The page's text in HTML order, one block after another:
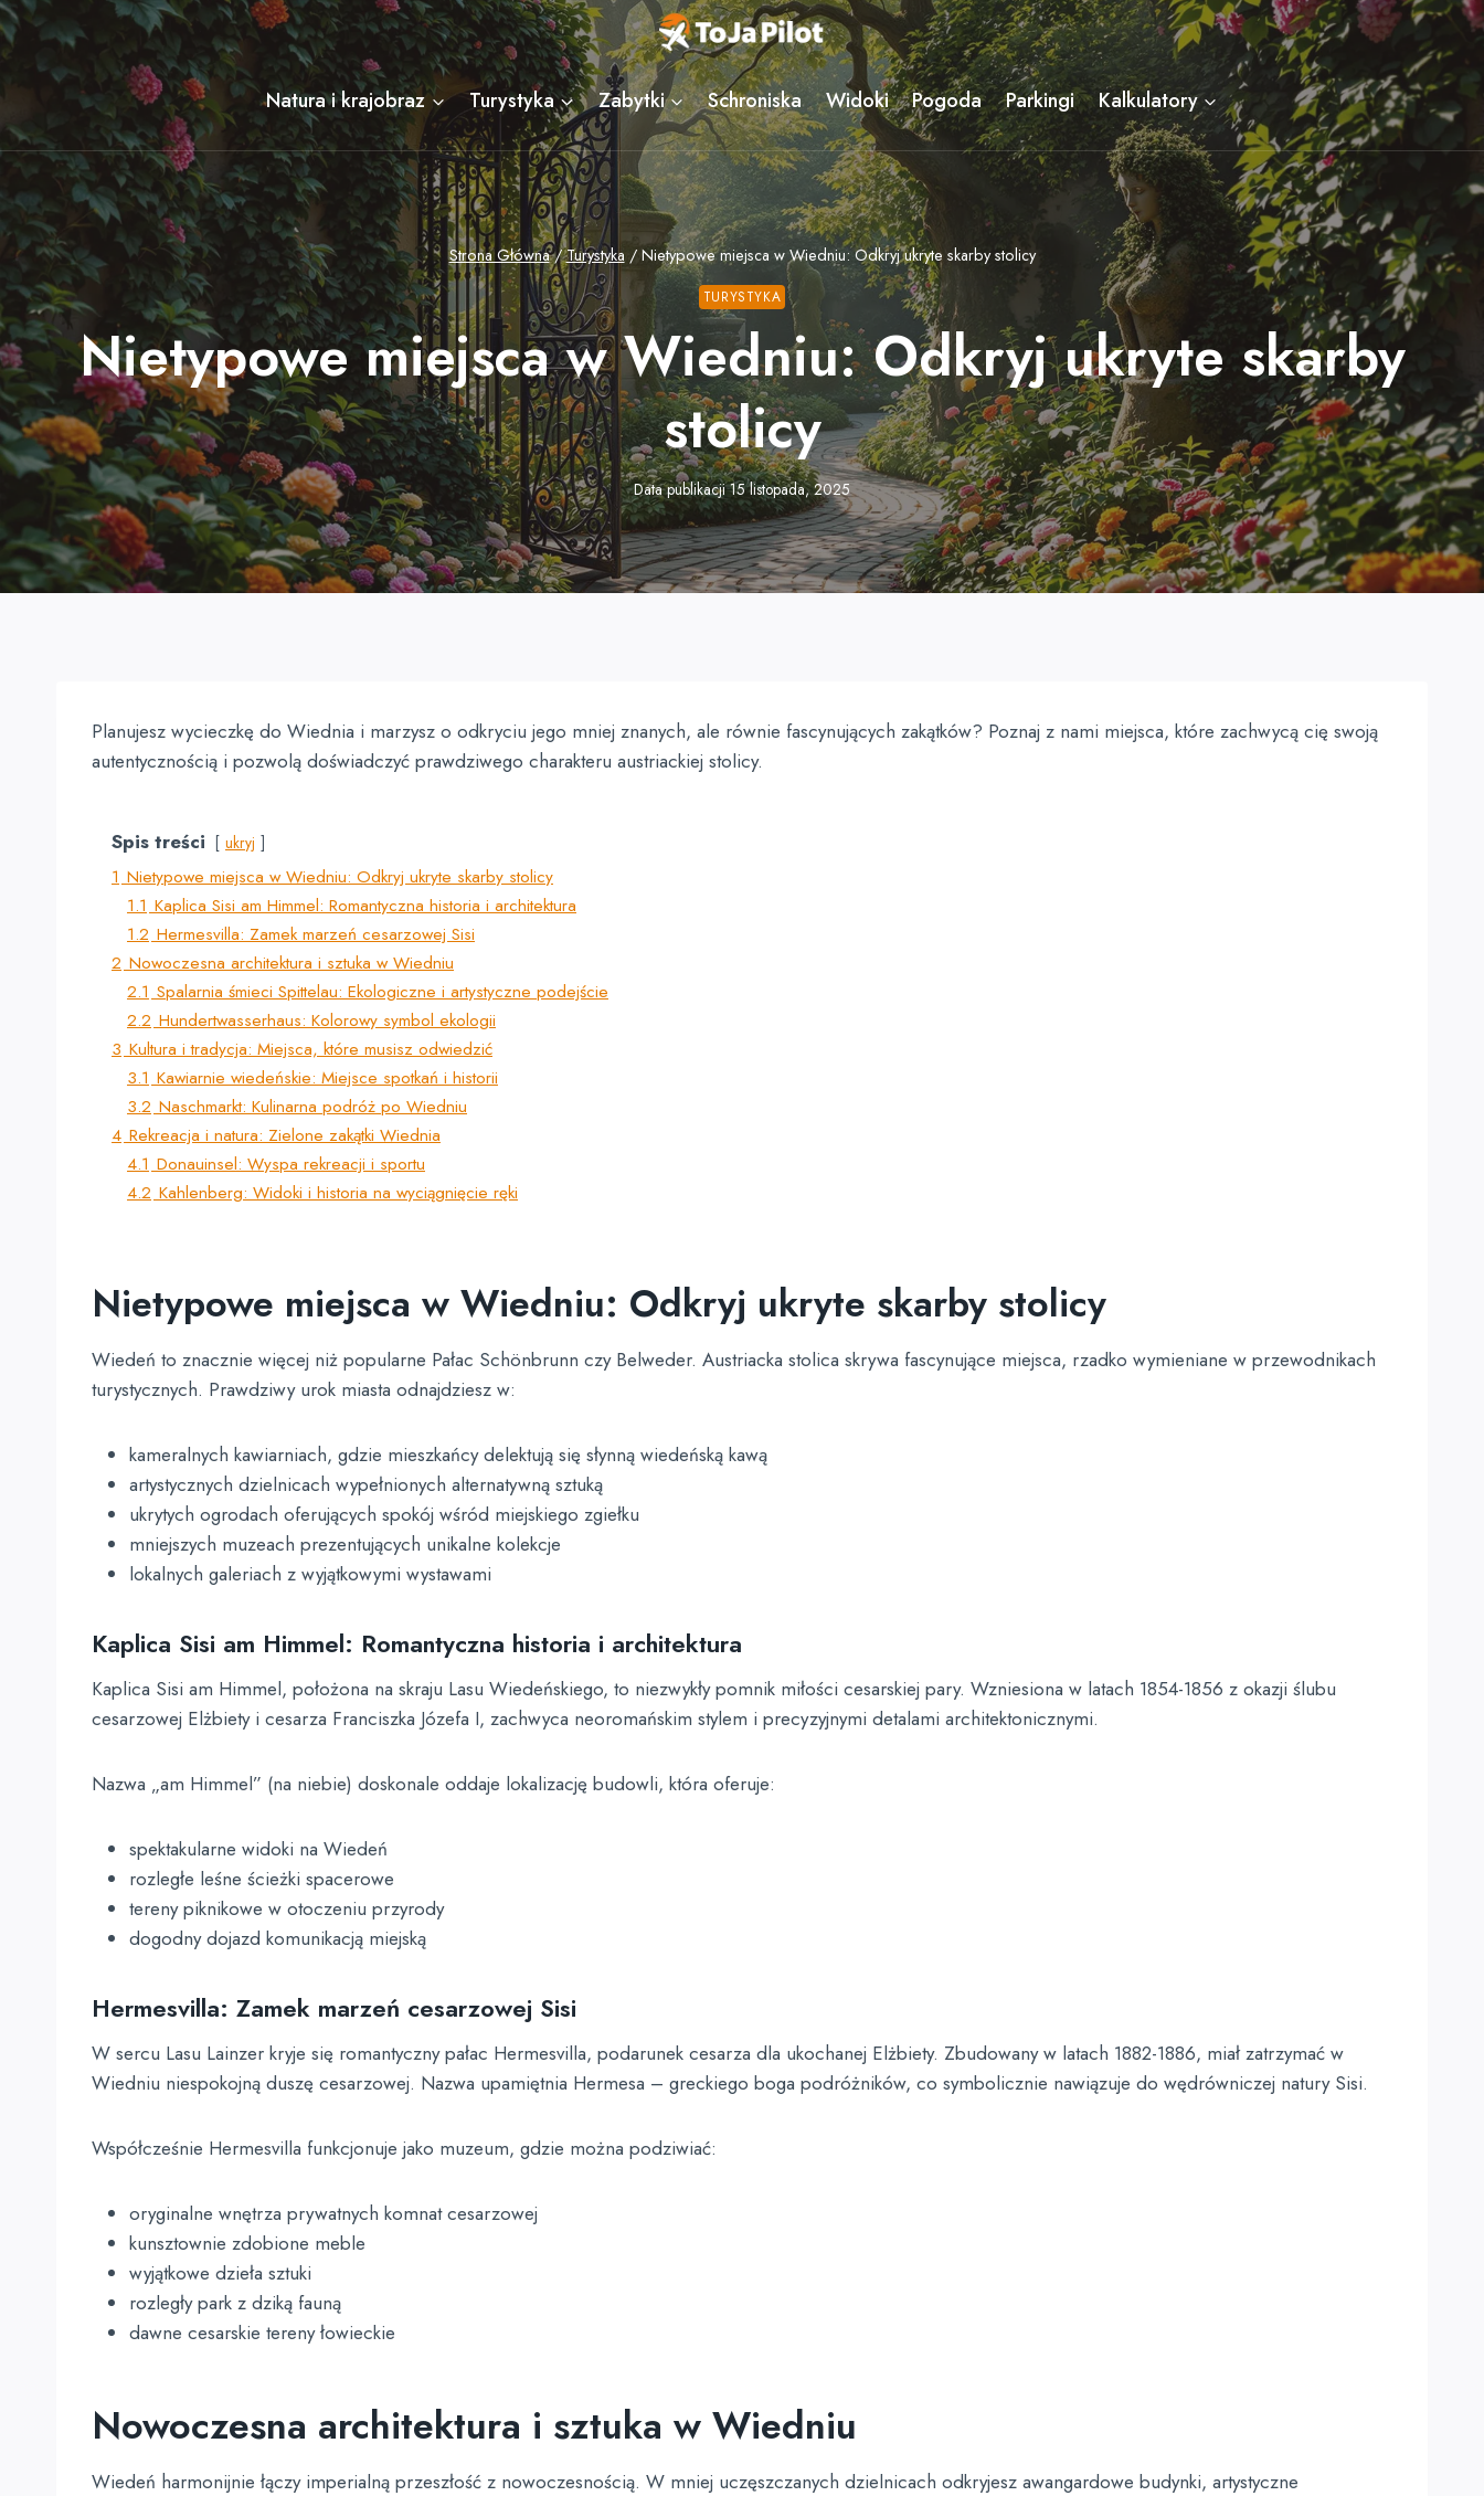
Przejdź
do
treści
Natura i krajobraz Turystyka Zabytki Schroniska Widoki Pogoda Parkingi Kalkulatory
Strona Główna / Turystyka / Nietypowe miejsca w Wiedniu: Odkryj ukryte skarby stolicy
TURYSTYKA
Nietypowe miejsca w Wiedniu: Odkryj ukryte skarby
stolicy
Data publikacji15 listopada, 2025
Planujesz wycieczkę do Wiednia i marzysz o odkryciu jego mniej znanych, ale równie fascynujących zakątków? Poznaj z nami miejsca, które zachwycą cię swoją
autentycznością i pozwolą doświadczyć prawdziwego charakteru austriackiej stolicy.
Spis treści ukryj
1 Nietypowe miejsca w Wiedniu: Odkryj ukryte skarby stolicy
1.1 Kaplica Sisi am Himmel: Romantyczna historia i architektura
1.2 Hermesvilla: Zamek marzeń cesarzowej Sisi
2 Nowoczesna architektura i sztuka w Wiedniu
2.1 Spalarnia śmieci Spittelau: Ekologiczne i artystyczne podejście
2.2 Hundertwasserhaus: Kolorowy symbol ekologii
3 Kultura i tradycja: Miejsca, które musisz odwiedzić
3.1 Kawiarnie wiedeńskie: Miejsce spotkań i historii
3.2 Naschmarkt: Kulinarna podróż po Wiedniu
4 Rekreacja i natura: Zielone zakątki Wiednia
4.1 Donauinsel: Wyspa rekreacji i sportu
4.2 Kahlenberg: Widoki i historia na wyciągnięcie ręki
Nietypowe miejsca w Wiedniu: Odkryj ukryte skarby stolicy
Wiedeń to znacznie więcej niż popularne Pałac Schönbrunn czy Belweder. Austriacka stolica skrywa fascynujące miejsca, rzadko wymieniane w przewodnikach
turystycznych. Prawdziwy urok miasta odnajdziesz w:
kameralnych kawiarniach, gdzie mieszkańcy delektują się słynną wiedeńską kawą
artystycznych dzielnicach wypełnionych alternatywną sztuką
ukrytych ogrodach oferujących spokój wśród miejskiego zgiełku
mniejszych muzeach prezentujących unikalne kolekcje
lokalnych galeriach z wyjątkowymi wystawami
Kaplica Sisi am Himmel: Romantyczna historia i architektura
Kaplica Sisi am Himmel, położona na skraju Lasu Wiedeńskiego, to niezwykły pomnik miłości cesarskiej pary. Wzniesiona w latach 1854-1856 z okazji ślubu
cesarzowej Elżbiety i cesarza Franciszka Józefa I, zachwyca neoromańskim stylem i precyzyjnymi detalami architektonicznymi.
Nazwa „am Himmel” (na niebie) doskonale oddaje lokalizację budowli, która oferuje:
spektakularne widoki na Wiedeń
rozległe leśne ścieżki spacerowe
tereny piknikowe w otoczeniu przyrody
dogodny dojazd komunikacją miejską
Hermesvilla: Zamek marzeń cesarzowej Sisi
W sercu Lasu Lainzer kryje się romantyczny pałac Hermesvilla, podarunek cesarza dla ukochanej Elżbiety. Zbudowany w latach 1882-1886, miał zatrzymać w
Wiedniu niespokojną duszę cesarzowej. Nazwa upamiętnia Hermesa – greckiego boga podróżników, co symbolicznie nawiązuje do wędrówniczej natury Sisi.
Współcześnie Hermesvilla funkcjonuje jako muzeum, gdzie można podziwiać:
oryginalne wnętrza prywatnych komnat cesarzowej
kunsztownie zdobione meble
wyjątkowe dzieła sztuki
rozległy park z dziką fauną
dawne cesarskie tereny łowieckie
Nowoczesna architektura i sztuka w Wiedniu
Wiedeń harmonijnie łączy imperialną przeszłość z nowoczesnością. W mniej uczęszczanych dzielnicach odkryjesz awangardowe budynki, artystyczne